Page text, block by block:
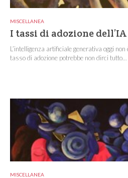
MISCELLANEA
I tassi di adozione dell’IA
L’intelligenza artificiale generativa oggi
tasso di adozione potrebbe non dirci tutto...
MISCELLANEA